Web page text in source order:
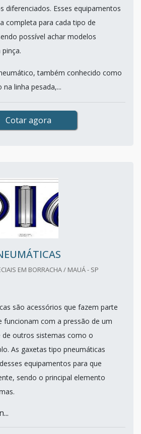
diferenciados. Esses equipamentos
completa para cada tipo de
possível achar modelos
também conhecido como
linha pesada,...
Cotar agora
EM BORRACHA / MAUÁ - SP
são acessórios que fazem parte
funcionam com a pressão de um
outros sistemas como o
As gaxetas tipo pneumáticas
equipamentos para que
sendo o principal elemento